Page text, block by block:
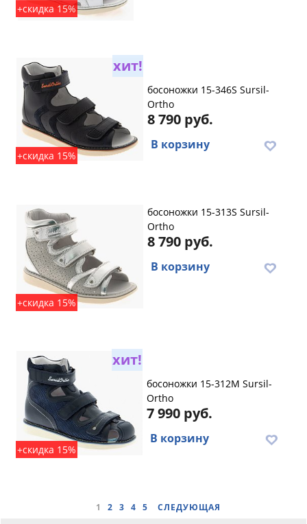
+скидка 15%
хит!
+скидка 15%
босоножки 15-346S Sursil-
Ortho
8 790 руб.
В корзину
+скидка 15%
босоножки 15-313S Sursil-
Ortho
8 790 руб.
В корзину
хит!
+скидка 15%
босоножки 15-312M Sursil-
Ortho
7 990 руб.
В корзину
1 2 3 4 5 СЛЕДУЮЩАЯ